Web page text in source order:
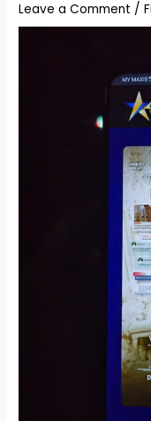
Leave a Comment /